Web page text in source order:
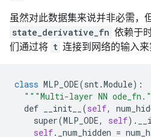
虽然对此数据集来说并非必需，
state_derivative_fn 依赖于
们通过将 t 连接到网络的输入来
class MLP_ODE(snt .Module):
"""Multi-layer NN
def
__init__ (self,
super(MLP_ODE, self).
self. _num_hidden =